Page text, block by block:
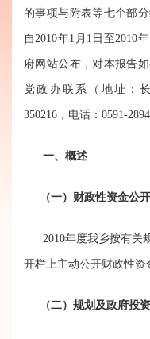
的事项与附表等七个部
自2010年1月1日至2010
府网站公布，对本报告
党政办联系（地址：
350216，电话：0591-
一、概述
（一）财政性资金公
2010年度我乡按有关
开栏上主动公开财政性资
（二）规划及政府投